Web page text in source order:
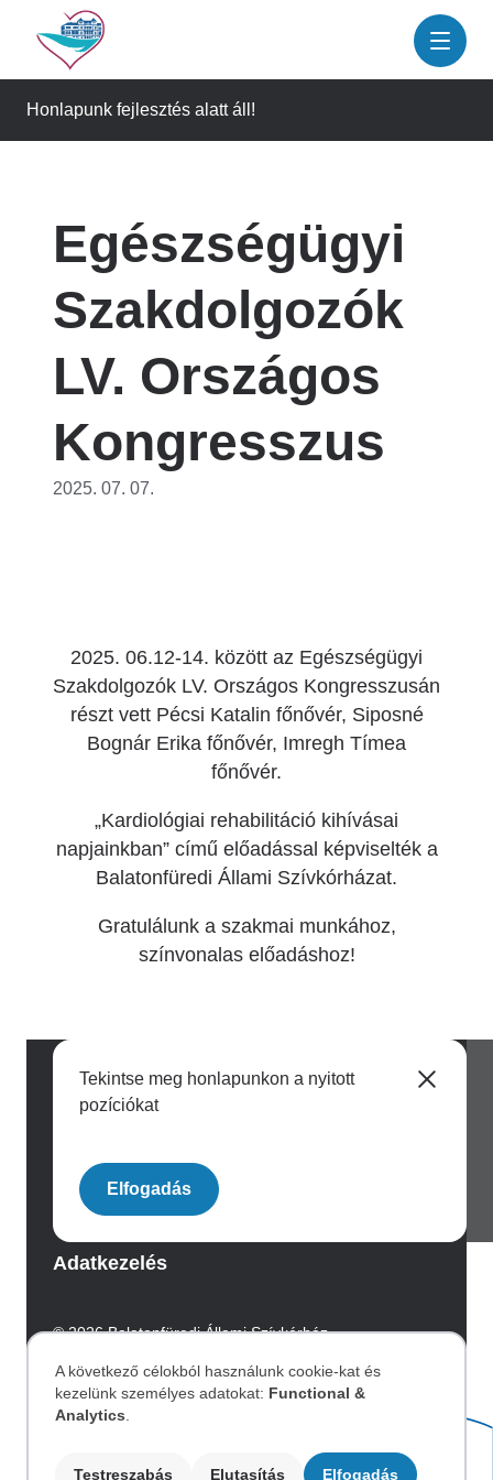
tartalomra
Honlapunk fejlesztés alatt áll!
Egészségügyi
Szakdolgozók
LV. Országos
Kongresszus
2025. 07. 07.
2025. 06.12-14. között az Egészségügyi
Szakdolgozók LV. Országos Kongresszusán
részt vett Pécsi Katalin főnővér, Siposné
Bognár Erika főnővér, Imregh Tímea
főnővér.
„Kardiológiai rehabilitáció kihívásai
napjainkban” című előadással képviselték a
Balatonfüredi Állami Szívkórházat.
Gratulálunk a szakmai munkához,
színvonalas előadáshoz!
Tekintse meg honlapunkon a nyitott
pozíciókat
Elfogadás
Archívum
Adatkezelés
© 2026 Balatonfüredi Állami Szívkórház.
Személyes
A következő célokból használunk cookie-kat és
kezelünk személyes adatokat: Functional &
Analytics
Testreszabás Elutasítás Elfogadás